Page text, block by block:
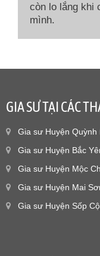
còn lo lắng khi
mình.
GIA SƯ TẠI CÁC
Gia sư Huyện Quỳnh
Gia sư Huyện Bắc
Gia sư Huyện Mộc
Gia sư Huyện Mai
Gia sư Huyện Sốp